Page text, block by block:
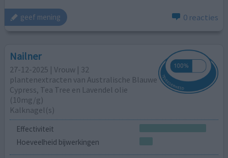
geef mening 0 reacties
Nailner
27-12-2025 | Vrouw | 32
plantenextracten van Australische Blauwe
Cypress, Tea Tree en Lavendel olie
(10mg/g)
Kalknagel(s)
Effectiviteit
Hoeveelheid bijwerkingen